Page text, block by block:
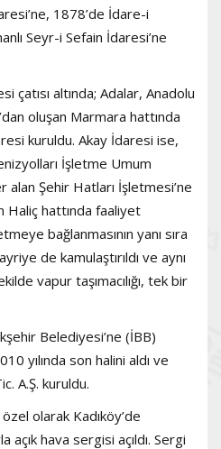
1878’de İdare-i
Seyr-i Sefain İdaresi’ne
çatısı altında; Adalar, Anadolu
oluşan Marmara hattında
kuruldu. Akay İdaresi ise,
İşletme Umum
alan Şehir Hatları İşletmesi’ne
Haliç hattında faaliyet
bağlanmasının yanı sıra
de kamulaştırıldı ve aynı
vapur taşımacılığı, tek bir
Belediyesi’ne (İBB)
yılında son halini aldı ve
A.Ş. kuruldu.
özel olarak Kadıköy’de
açık hava sergisi açıldı. Sergi